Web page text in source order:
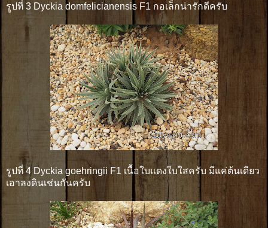
รูปที่ 3 Dyckia domfelicianensis F1 กอเล็กน่ารักดีครับ
รูปที่ 4 Dyckia goehringii F1 เนื้อใบแดงใบใสครับ มีแค่ต้นเดียว
เอาลงดินเช่นกันครับ